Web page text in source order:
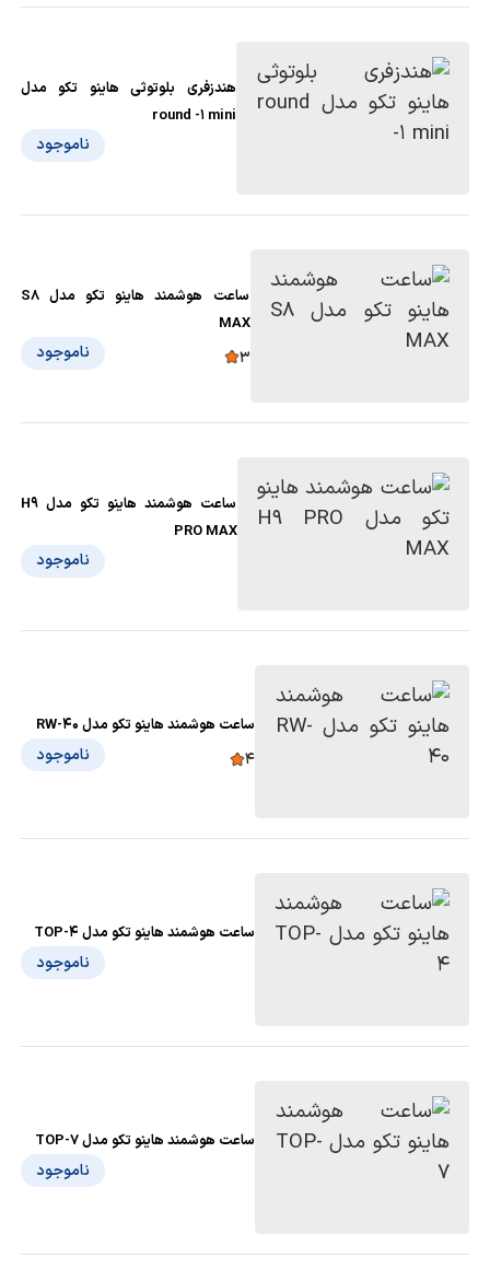
هندزفری بلوتوثی هاینو تکو مدل
round -1 mini
ناموجود
ساعت هوشمند هاینو تکو مدل S8
MAX
3 ناموجود
ساعت هوشمند هاینو تکو مدل H9
PRO MAX
ناموجود
ساعت هوشمند هاینو تکو مدل RW-40
4 ناموجود
ساعت هوشمند هاینو تکو مدل TOP-4
ناموجود
ساعت هوشمند هاینو تکو مدل TOP-7
ناموجود